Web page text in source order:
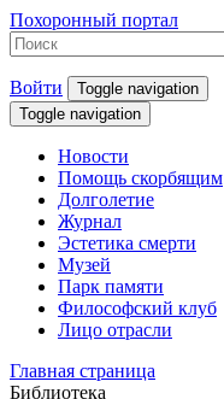
Похоронный портал
Войти
Toggle navigation
Toggle navigation
Новости
Помощь скорбящим
Долголетие
Журнал
Эстетика смерти
Музей
Парк памяти
Философский клуб
Лицо отрасли
Главная страница
Библиотека